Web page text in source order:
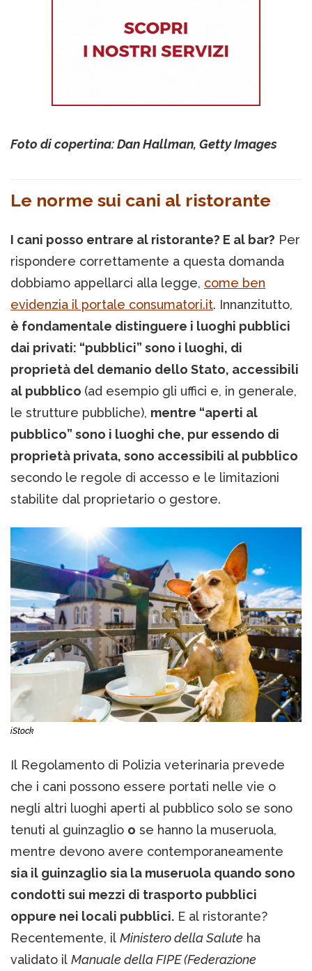
Foto di copertina: Dan Hallman, Getty Images
Le norme sui cani al ristorante
I cani posso entrare al ristorante? E al bar? Per
rispondere correttamente a questa domanda
dobbiamo appellarci alla legge, come ben
evidenzia il portale consumatori.it. Innanzitutto,
è fondamentale distinguere i luoghi pubblici
dai privati: “pubblici” sono i luoghi, di
proprietà del demanio dello Stato, accessibili
al pubblico (ad esempio gli uffici e, in generale,
le strutture pubbliche), mentre “aperti al
pubblico” sono i luoghi che, pur essendo di
proprietà privata, sono accessibili al pubblico
secondo le regole di accesso e le limitazioni
stabilite dal proprietario o gestore.
iStock
Il Regolamento di Polizia veterinaria prevede
che i cani possono essere portati nelle vie o
negli altri luoghi aperti al pubblico solo se sono
tenuti al guinzaglio o se hanno la museruola,
mentre devono avere contemporaneamente
sia il guinzaglio sia la museruola quando sono
condotti sui mezzi di trasporto pubblici
oppure nei locali pubblici. E al ristorante?
Recentemente, il Ministero della Salute ha
validato il Manuale della FIPE (Federazione